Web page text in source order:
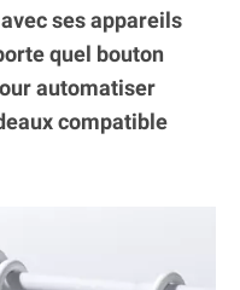
ses appareils
quel bouton
automatiser
compatible